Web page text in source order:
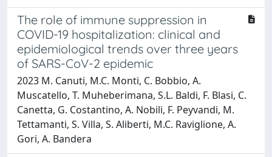
The role of immune suppression in
COVID-19 hospitalization: clinical and
epidemiological trends over three years
of SARS-CoV-2 epidemic
2023 M. Canuti, M.C. Monti, C. Bobbio, A.
Muscatello, T. Muheberimana, S.L. Baldi, F. Blasi, C.
Canetta, G. Costantino, A. Nobili, F. Peyvandi, M.
Tettamanti, S. Villa, S. Aliberti, M.C. Raviglione, A.
Gori, A. Bandera